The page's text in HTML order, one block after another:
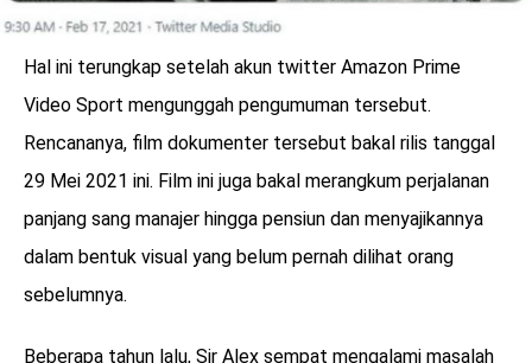
Hal ini terungkap setelah akun twitter Amazon Prime
Video Sport mengunggah pengumuman tersebut.
Rencananya, film dokumenter tersebut bakal rilis tanggal
29 Mei 2021 ini. Film ini juga bakal merangkum perjalanan
panjang sang manajer hingga pensiun dan menyajikannya
dalam bentuk visual yang belum pernah dilihat orang
sebelumnya.
Beberapa tahun lalu, Sir Alex sempat mengalami masalah